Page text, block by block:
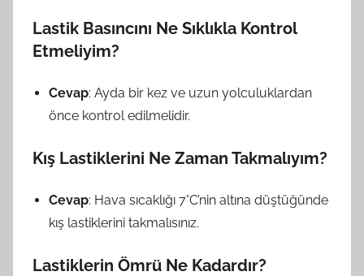
Lastik Basıncını Ne Sıklıkla Kontrol
Etmeliyim?
Cevap: Ayda bir kez ve uzun yolculuklardan
önce kontrol edilmelidir.
Kış Lastiklerini Ne Zaman Takmalıyım?
Cevap: Hava sıcaklığı 7°C’nin altına düştüğünde
kış lastiklerini takmalısınız.
Lastiklerin Ömrü Ne Kadardır?